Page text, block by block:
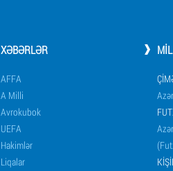
XƏBƏRLƏR
AFFA
A Milli
Avrokubok
UEFA
Hakimlər
Liqalar